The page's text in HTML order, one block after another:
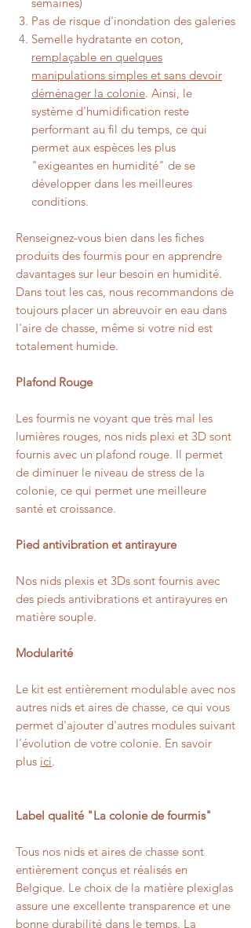
Pas de risque d'inondation des galeries
Semelle hydratante en coton,
remplaçable en quelques
manipulations simples et sans devoir
déménager la colonie. Ainsi, le
système d'humidification reste
performant au fil du temps, ce qui
permet aux espèces les plus
"exigeantes en humidité" de se
développer dans les meilleures
conditions.
Renseignez-vous bien dans les fiches
produits des fourmis pour en apprendre
davantages sur leur besoin en humidité.
Dans tout les cas, nous recommandons de
toujours placer un abreuvoir en eau dans
l'aire de chasse, même si votre nid est
totalement humide.
Plafond Rouge
Les fourmis ne voyant que très mal les
lumières rouges, nos nids plexi et 3D sont
fournis avec un plafond rouge. Il permet
de diminuer le niveau de stress de la
colonie, ce qui permet une meilleure
santé et croissance.
Pied antivibration et antirayure
Nos nids plexis et 3Ds sont fournis avec
des pieds antivibrations et antirayures en
matière souple.
Modularité
Le kit est entièrement modulable avec nos
autres nids et aires de chasse, ce qui vous
permet d'ajouter d'autres modules suivant
l'évolution de votre colonie. En savoir
plus ici.
Label qualité "La colonie de fourmis"
Tous nos nids et aires de chasse sont
entièrement conçus et réalisés en
Belgique. Le choix de la matière plexiglas
assure une excellente transparence et une
bonne durabilité dans le temps. La